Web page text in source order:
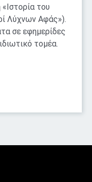
του
Λύχνων Αφάς»).
σε εφημερίδες
τομέα.